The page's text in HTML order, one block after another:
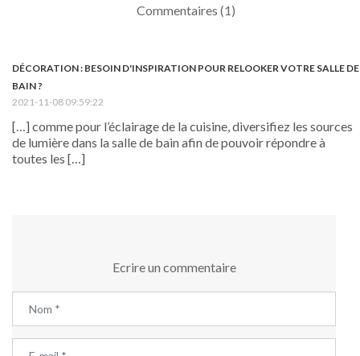
Commentaires (1)
DÉCORATION : BESOIN D'INSPIRATION POUR RELOOKER VOTRE SALLE DE
BAIN ?
2021-11-08 09:59:22
[…] comme pour l’éclairage de la cuisine, diversifiez les sources
de lumière dans la salle de bain afin de pouvoir répondre à
toutes les […]
Ecrire un commentaire